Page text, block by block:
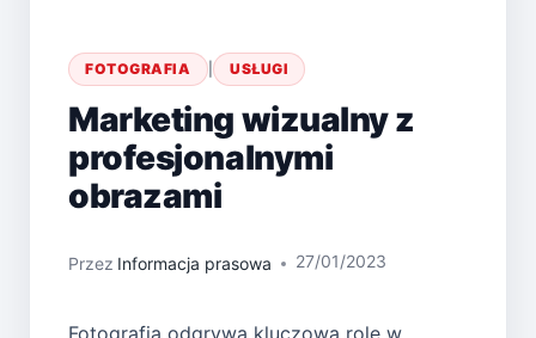
FOTOGRAFIA | USŁUGI
Marketing wizualny z
profesjonalnymi
obrazami
Przez Informacja prasowa 27/01/2023